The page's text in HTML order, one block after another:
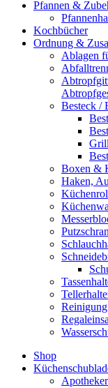
Pfannen &
Kochbücher
Ordnung &
Ablagen
Besteck /
Boxen &
Haken,
Shop